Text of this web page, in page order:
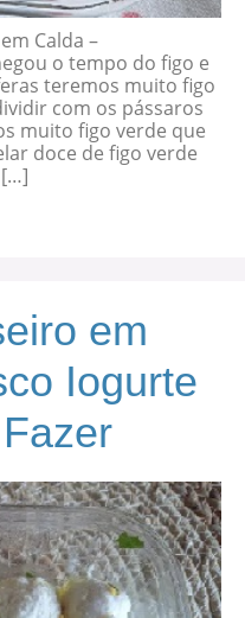
Calda –
o tempo do figo e
teremos muito figo
com os pássaros
muito figo verde que
doce de figo verde
[…]
em
Iogurte